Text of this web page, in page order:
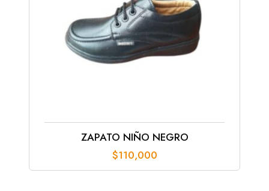
ZAPATO NIÑO NEGRO
$110,000